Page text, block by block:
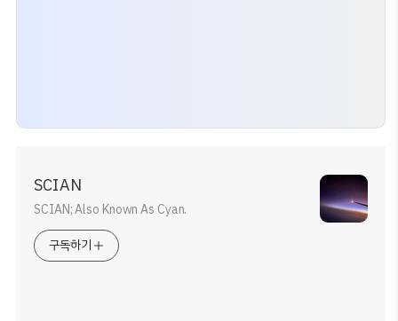
SCIAN
SCIAN; Also Known As Cyan.
구독하기